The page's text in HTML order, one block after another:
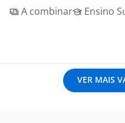
A combinar
Ensino
VER MAIS